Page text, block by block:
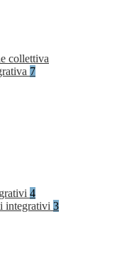
collettiva
7
4
integrativi 3